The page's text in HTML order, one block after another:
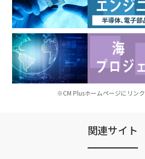
※CM Plusホームページにリン
関連サイト